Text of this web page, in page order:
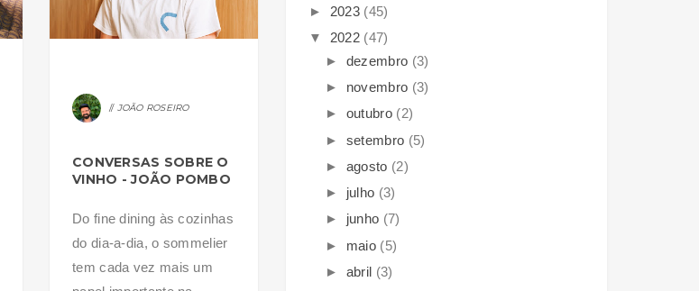
JOÃO ROSEIRO
CONVERSAS SOBRE O
VINHO - JOÃO POMBO
Do fine dining às cozinhas
do dia-a-dia, o sommelier
tem cada vez mais um
► 2023 (45)
▼ 2022 (47)
► dezembro (3)
► novembro (3)
► outubro (2)
► setembro (5)
► agosto (2)
► julho (3)
► junho (7)
► maio (5)
► abril (3)